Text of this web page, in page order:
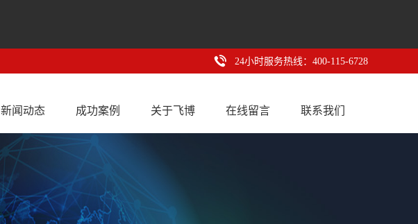
24小时服务热线：400-115-6728
新闻动态 成功案例 关于飞博 在线留言 联系我们